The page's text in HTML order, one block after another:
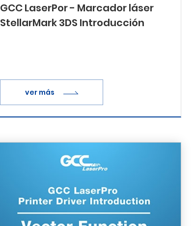
GCC LaserPor - Marcador láser
StellarMark 3DS Introducción
ver más